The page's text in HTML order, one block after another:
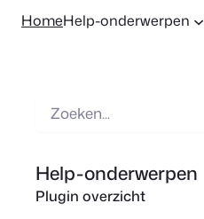
HomeHelp-onderwerpen
k
o
Help-onderwerpen
Plugin overzicht